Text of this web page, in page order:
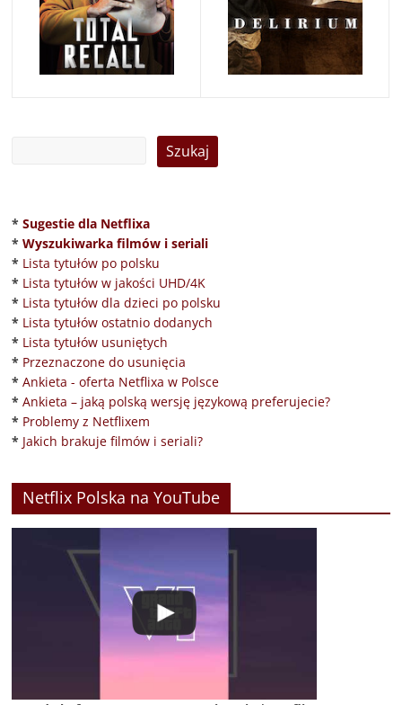
* Sugestie dla Netflixa
* Wyszukiwarka filmów i seriali
* Lista tytułów po polsku
* Lista tytułów w jakości UHD/4K
* Lista tytułów dla dzieci po polsku
* Lista tytułów ostatnio dodanych
* Lista tytułów usuniętych
* Przeznaczone do usunięcia
* Ankieta - oferta Netflixa w Polsce
* Ankieta – jaką polską wersję językową preferujecie?
* Problemy z Netflixem
* Jakich brakuje filmów i seriali?
Netflix Polska na YouTube